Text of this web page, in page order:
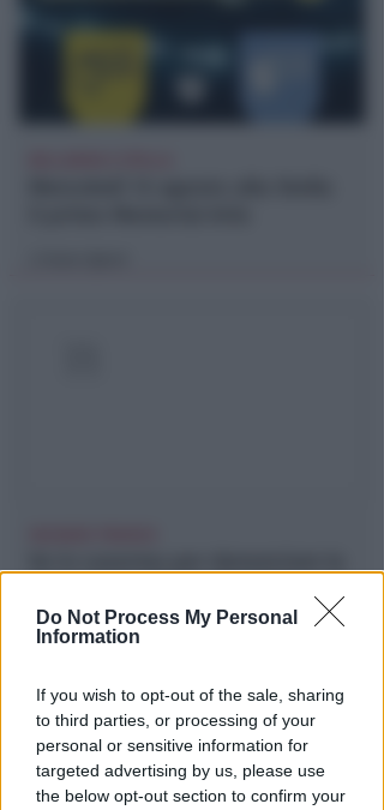
Do Not Process My Personal
Information
If you wish to opt-out of the sale, sharing
to third parties, or processing of your
personal or sensitive information for
targeted advertising by us, please use
the below opt-out section to confirm your
scopre che è morto